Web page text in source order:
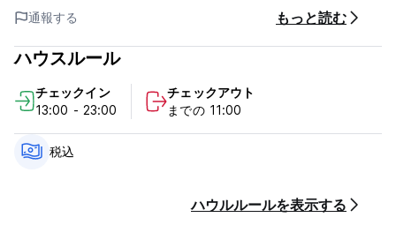
含む、美しいナポリ湾を伝統的なナポリのプライベート ボートで
巡る素晴らしい日帰り旅行が含まれています。
スペイン階段近くのラ コントロラ ホステル ローマと同様に、ラ
コントロラ ホステル ナポリは市の中心部、ヴォメロ丘の中腹に
にある歴史的中心部からも徒歩圏内にあります。サンテルモ城、
王宮、スパッカナポリ、マードレ近代美術館などの市内の最も重
要な観光スポットから、またカプリ島やポンペイ、ソレント、ア
マルフィ海岸への日帰り旅行が可能なバスターミナルからもアク
通報する もっと読む
ハウスルール
チェックイン
13:00 - 23:00
チェックアウト
までの 11:00
税込
ハウルルールを表示する